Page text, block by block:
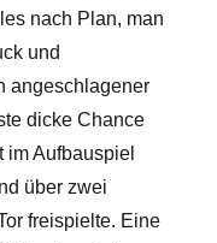
nach Plan, man
und
angeschlagener
dicke Chance
Aufbauspiel
über zwei
freispielte. Eine